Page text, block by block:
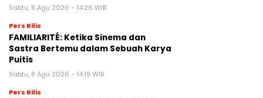
Sabtu, 8 Agu 2026 - 14:26 WIB
Pers Rilis
FAMILIARITÉ: Ketika Sinema dan
Sastra Bertemu dalam Sebuah Karya
Puitis
Sabtu, 8 Agu 2026 - 14:19 WIB
Pers Rilis